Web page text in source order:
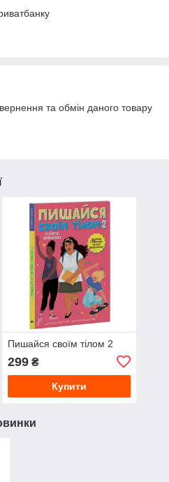
та обмін даного товару
Пишайся своїм тілом 2
299₴
Купити